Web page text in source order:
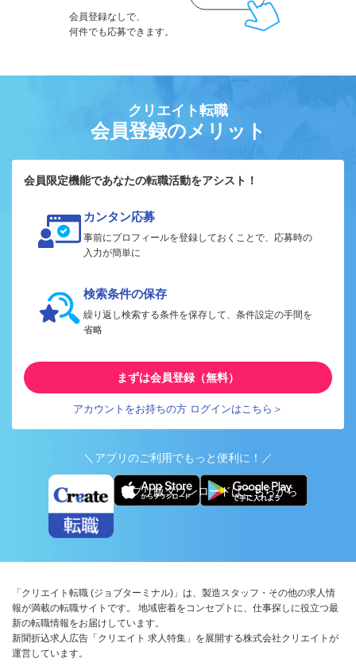
会員登録なしで、
何件でも応募できます。
クリエイト転職
会員登録のメリット
会員限定機能であなたの転職活動をアシスト！
カンタン応募
事前にプロフィールを登録しておくことで、応募時の
入力が簡単に
検索条件の保存
繰り返し検索する条件を保存して、条件設定の手間を
省略
まずは会員登録（無料）
アカウントをお持ちの方 ログインはこちら＞
＼アプリのご利用でもっと便利に！／
アプリ版ダウンロードはこちらから
「クリエイト転職 (ジョブターミナル)」は、製造スタッフ・その他の求人情
報が満載の転職サイトです。 地域密着をコンセプトに、仕事探しに役立つ最
新の転職情報をお届けしています。
新聞折込求人広告「クリエイト 求人特集」を展開する株式会社クリエイトが
運営しています。